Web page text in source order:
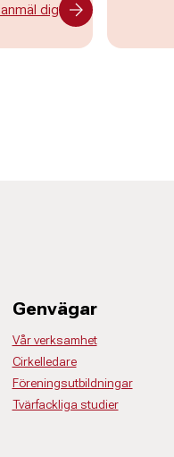
dig
Genvägar
Vår verksamhet
Cirkelledare
Föreningsutbildningar
Tvärfackliga studier